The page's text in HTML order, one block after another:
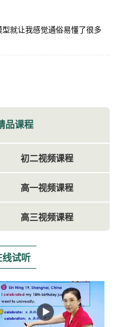
就让我感觉通俗易懂了很多
品课程
初二视频课程
高一视频课程
高三视频课程
线试听